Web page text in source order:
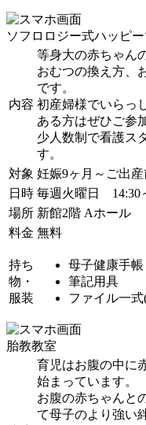
ソフロロジー式ハッピ
内容
等身大の赤ちゃん
おむつの換え方、
です。
初産婦様でいらっ
ある方はぜひご参
少人数制で看護ス
す。
対象 妊娠9ヶ月～ご出
日時 毎週火曜日 14:30
場所 新館2階 Aホール
料金 無料
持ち
物・
服装
母子健康手帳
筆記用具
ファイル一
胎教教室
育児はお腹の中に
始まっています。
お腹の赤ちゃんと
て母子のより強い